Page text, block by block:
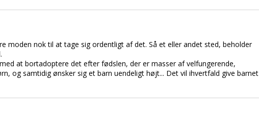
nok til at tage sig ordentligt af det. Så et eller andet sted, beholder
at bortadoptere det efter fødslen, der er masser af velfungerende,
og samtidig ønsker sig et barn uendeligt højt... Det vil ihvertfald give barnet